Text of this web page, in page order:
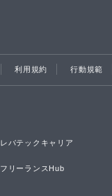
利用規約 行動規範
レバテックキャリア
フリーランスHub